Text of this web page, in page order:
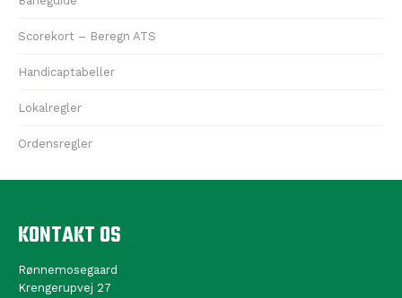
Scorekort – Beregn ATS
Handicaptabeller
Lokalregler
Ordensregler
KONTAKT OS
Rønnemosegaard
Krengerupvej 27